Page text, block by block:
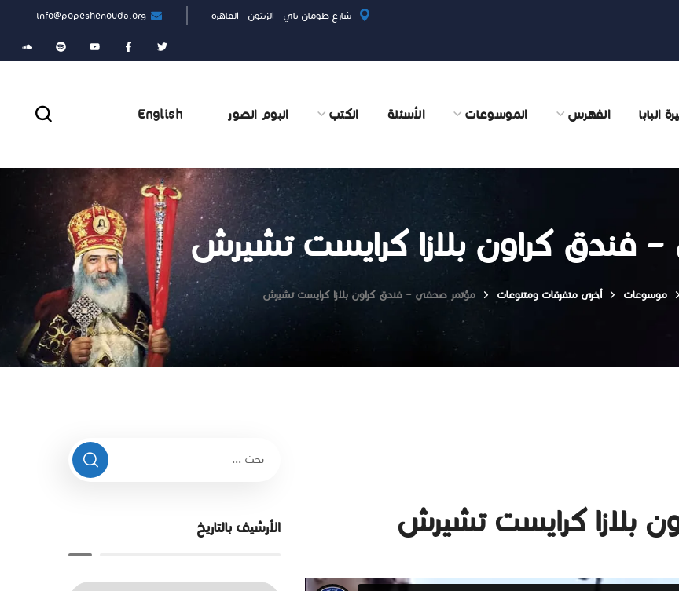
شارع طومان باي - الزيتون - القاهرة info@popeshenouda.org
البابا الفهرس الموسوعات الأسئلة الكتب البوم الصور English
فندق كراون بلازا كرايست تشيرش
موسوعات أخرى متفرقات ومتنوعات مؤتمر صحفي – فندق كراون بلازا كرايست تشيرش
بلازا كرايست تشيرش الأرشيف بالتاريخ